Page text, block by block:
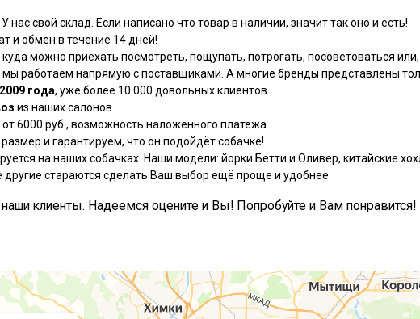
У нас свой склад. Если написано что товар в наличии, значит так оно и есть!
и обмен в течение 14 дней!
можно приехать посмотреть, пощупать, потрогать, посоветоваться или,
мы работаем напрямую с поставщиками. А многие бренды представлены
года, уже более 10 000 довольных клиентов.
из наших салонов.
от 6000 руб., возможность наложенного платежа.
и гарантируем, что он подойдёт собачке!
на наших собачках. Наши модели: йорки Бетти и Оливер, китайские
другие стараются сделать Ваш выбор ещё проще и удобнее.
наши клиенты. Надеемся оцените и Вы! Попробуйте и Вам